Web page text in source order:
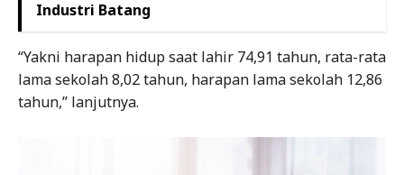
Industri Batang
“Yakni harapan hidup saat lahir 74,91 tahun, rata-rata
lama sekolah 8,02 tahun, harapan lama sekolah 12,86
tahun,” lanjutnya.